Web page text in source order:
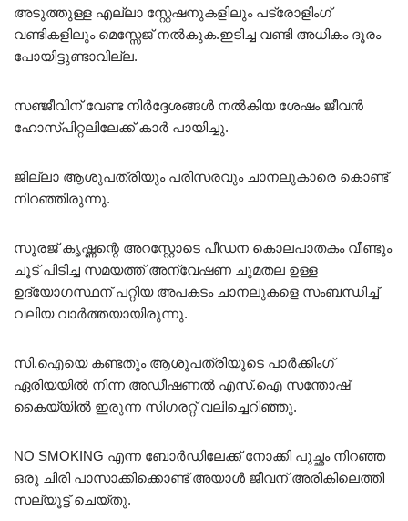
അടുത്തുള്ള എല്ലാ സ്റ്റേഷനുകളിലും പട്രോളിംഗ്
വണ്ടികളിലും മെസ്സേജ് നൽകുക.ഇടിച്ച വണ്ടി അധികം ദൂരം
പോയിട്ടുണ്ടാവില്ല.
സഞ്ജീവിന് വേണ്ട നിർദ്ദേശങ്ങൾ നൽകിയ ശേഷം ജീവൻ
ഹോസ്പിറ്റലിലേക്ക് കാർ പായിച്ചു.
ജില്ലാ ആശുപത്രിയും പരിസരവും ചാനലുകാരെ കൊണ്ട്
നിറഞ്ഞിരുന്നു.
സൂരജ് കൃഷ്ണന്റെ അറസ്റ്റോടെ പീഡന കൊലപാതകം വീണ്ടും
ചൂട് പിടിച്ച സമയത്ത് അന്വേഷണ ചുമതല ഉള്ള
ഉദ്യോഗസ്ഥന് പറ്റിയ അപകടം ചാനലുകളെ സംബന്ധിച്ച്
വലിയ വാർത്തയായിരുന്നു.
സി.ഐയെ കണ്ടതും ആശുപത്രിയുടെ പാർക്കിംഗ്
ഏരിയയിൽ നിന്ന അഡീഷണൽ എസ്.ഐ സന്തോഷ്‌
കൈയ്യിൽ ഇരുന്ന സിഗരറ്റ് വലിച്ചെറിഞ്ഞു.
NO SMOKING എന്ന ബോർഡിലേക്ക് നോക്കി പുച്ഛം നിറഞ്ഞ
ഒരു ചിരി പാസാക്കിക്കൊണ്ട് അയാൾ ജീവന് അരികിലെത്തി
സല്യൂട്ട് ചെയ്തു.